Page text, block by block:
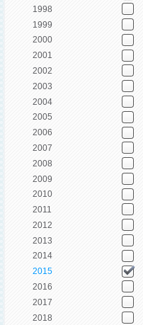
1998
1999
2000
2001
2002
2003
2004
2005
2006
2007
2008
2009
2010
2011
2012
2013
2014
2015
2016
2017
2018